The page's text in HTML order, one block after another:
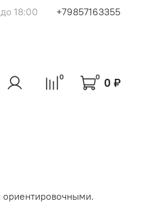
18:00 +79857163355
0 0 0 ₽
ориентировочными.